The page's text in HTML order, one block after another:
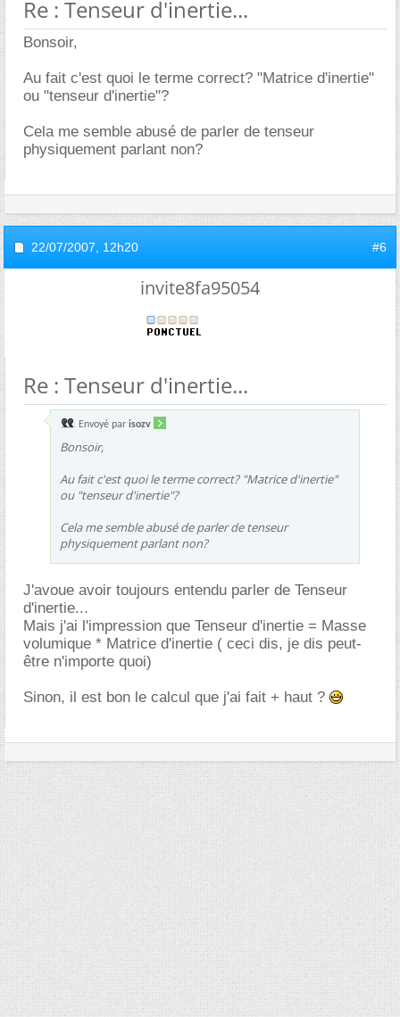
Re : Tenseur d'inertie...
Bonsoir,
Au fait c'est quoi le terme correct? "Matrice d'inertie"
ou "tenseur d'inertie"?
Cela me semble abusé de parler de tenseur
physiquement parlant non?
22/07/2007, 12h20 #6
invite8fa95054
Re : Tenseur d'inertie...
Envoyé par isozv
Bonsoir,
Au fait c'est quoi le terme correct? "Matrice d'inertie"
ou "tenseur d'inertie"?
Cela me semble abusé de parler de tenseur
physiquement parlant non?
J'avoue avoir toujours entendu parler de Tenseur
d'inertie...
Mais j'ai l'impression que Tenseur d'inertie = Masse
volumique * Matrice d'inertie ( ceci dis, je dis peut-
être n'importe quoi)
Sinon, il est bon le calcul que j'ai fait + haut ?